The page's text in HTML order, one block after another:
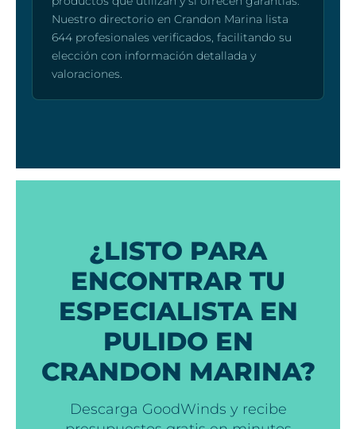
Nuestro directorio en Crandon Marina lista
644 profesionales verificados, facilitando su
elección con información detallada y
valoraciones.
¿LISTO PARA
ENCONTRAR TU
ESPECIALISTA EN
PULIDO EN
CRANDON MARINA?
Descarga GoodWinds y recibe